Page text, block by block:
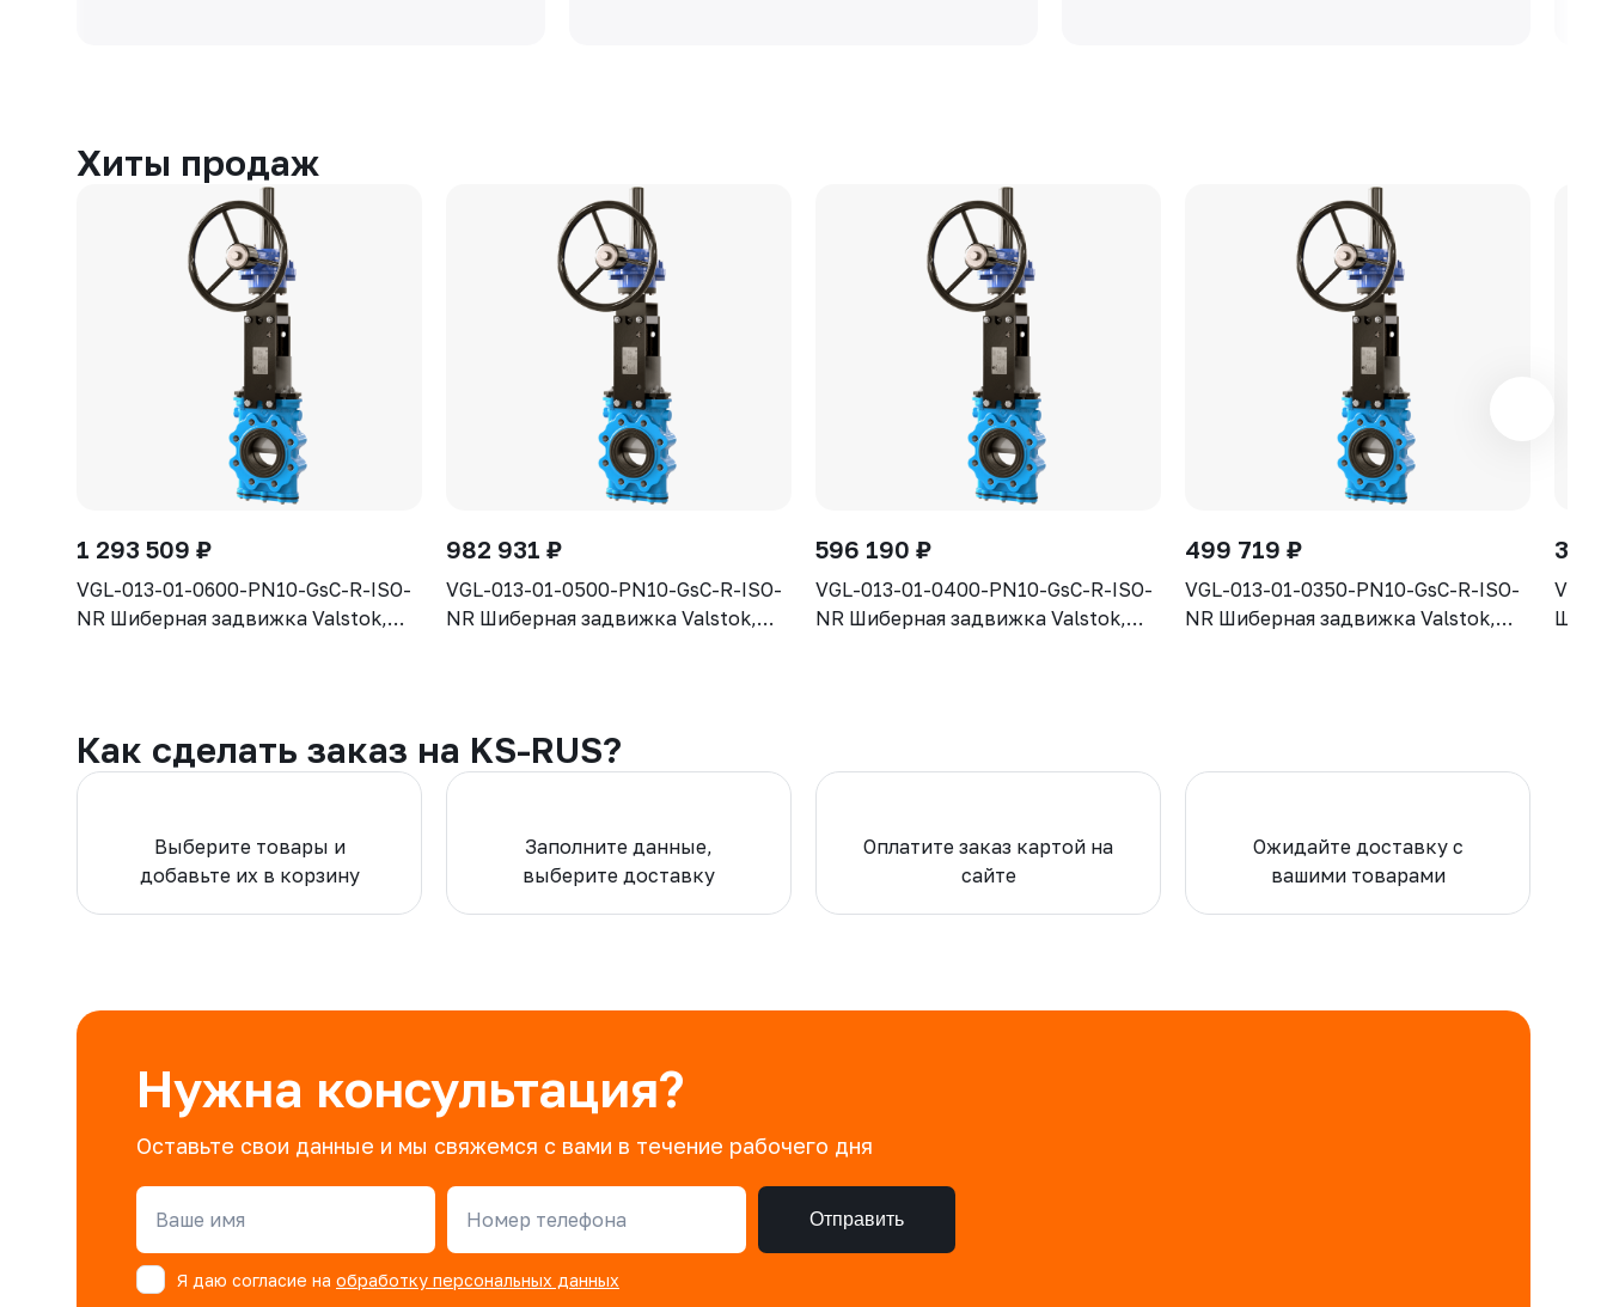
Хиты продаж
1 293 509 ₽
VGL-013-01-0600-PN10-GsC-R-ISO-
NR Шиберная задвижка Valstok,
15 (GGG40) нож AISI304,
уплотнение Natural Rubber
982 931 ₽
VGL-013-01-0500-PN10-GsC-R-ISO-
NR Шиберная задвижка Valstok,
нож AISI304, уплотнение Natural
Rubber
596 190 ₽
VGL-013-01-0400-PN10-GsC-R-ISO-
NR Шиберная задвижка Valstok,
499 719 ₽
VGL-013-01-0350-PN10-GsC-R-ISO-
NR Шиберная задвижка Valstok,
302
VGL-
Как сделать заказ на KS-RUS?
Выберите товары и
добавьте их в корзину
Заполните данные,
выберите доставку
Оплатите заказ картой на
сайте
Ожидайте доставку с
вашими товарами
Нужна консультация?
Оставьте свои данные и мы свяжемся с вами в течение рабочего дня
Ваше имя Номер телефона Отправить
Я даю согласие на обработку персональных данных